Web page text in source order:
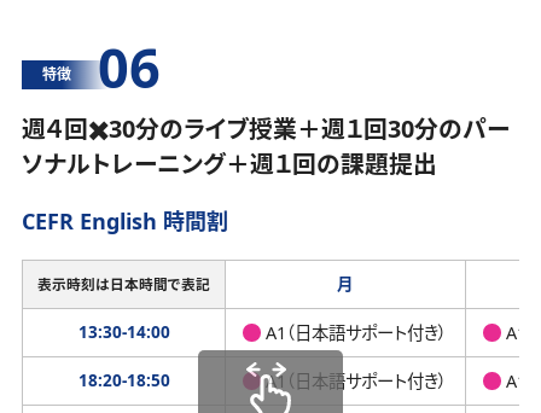
特徴 06
週４回✖️30分のライブ授業＋週１回30分のパー
ソナルトレーニング＋週１回の課題提出
CEFR English 時間割
表示時刻は日本時間で表記 月
13:30-14:00 A1（日本語サポート付き） A1
18:20-18:50 A1（日本語サポート付き） A1